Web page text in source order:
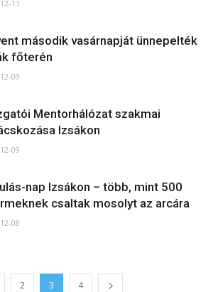
11
második vasárnapját ünnepelték
főterén
09
Mentorhálózat szakmai
Izsákon
09
nap Izsákon – több, mint 500
csaltak mosolyt az arcára
08
2 3 4